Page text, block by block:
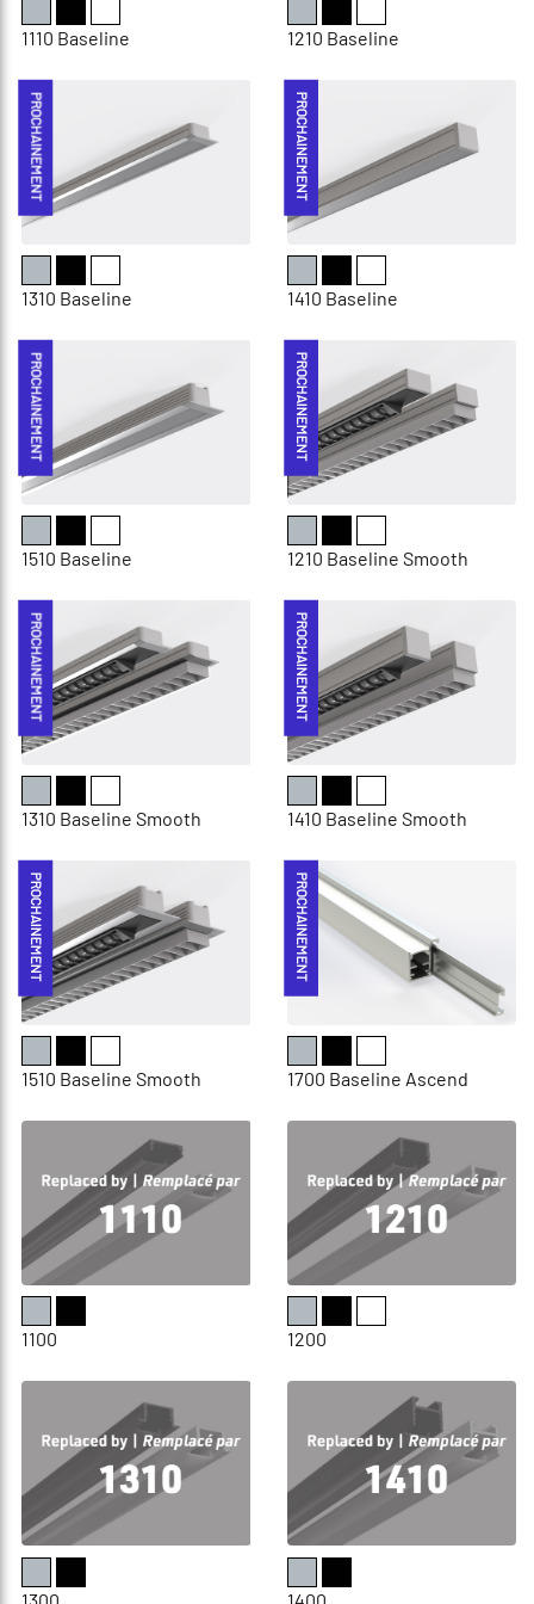
1110 Baseline 1210 Baseline
PROCHAINEMENT
1310 Baseline
PROCHAINEMENT
1410 Baseline
PROCHAINEMENT
1510 Baseline
PROCHAINEMENT
1210 Baseline Smooth
PROCHAINEMENT
1310 Baseline Smooth
PROCHAINEMENT
1410 Baseline Smooth
PROCHAINEMENT
1510 Baseline Smooth
PROCHAINEMENT
1700 Baseline Ascend
1100 1200
1300 1400